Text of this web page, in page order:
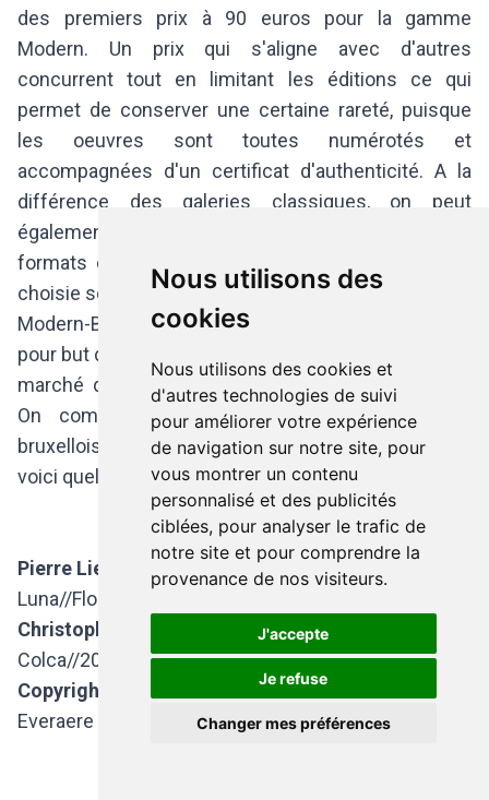
Nous utilisons des
cookies
Nous utilisons des cookies et
d'autres technologies de suivi
pour améliorer votre expérience
de navigation sur notre site, pour
vous montrer un contenu
personnalisé et des publicités
ciblées, pour analyser le trafic de
notre site et pour comprendre la
provenance de nos visiteurs.
J'accepte
Je refuse
Changer mes préférences
des premiers prix à 90 euros pour la gamme
Modern. Un prix qui s'aligne avec d'autres
concurrent tout en limitant les éditions ce qui
permet de conserver une certaine rareté, puisque
les oeuvres sont toutes numérotés et
accompagnées d'un certificat d'authenticité. A la
différence des galeries classiques, on peut
également choisir chez Modern-Blocks.com parmi 5
formats et 3 supports pour personnaliser l'oeuvre
choisie selon ses préférences.
Modern-Blocks.com, c'est un espace en ligne qui a
pour but de promouvoir les nombreux artistes que le
marché des galeries classiques ne peut absorber.
On compte déjà plusieurs artistes belges et
bruxellois parmi la collection de Modern-Blocks.com
voici quelques unes de leurs oeuvres:
Pierre Liebaert
Luna//Florence// 2013
Christopher De Béthune
Colca//2015
Copyright Image d'en-tête: Invitation - Anouck
Everaere